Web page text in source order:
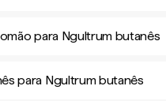
para Ngultrum butanês
para Ngultrum butanês